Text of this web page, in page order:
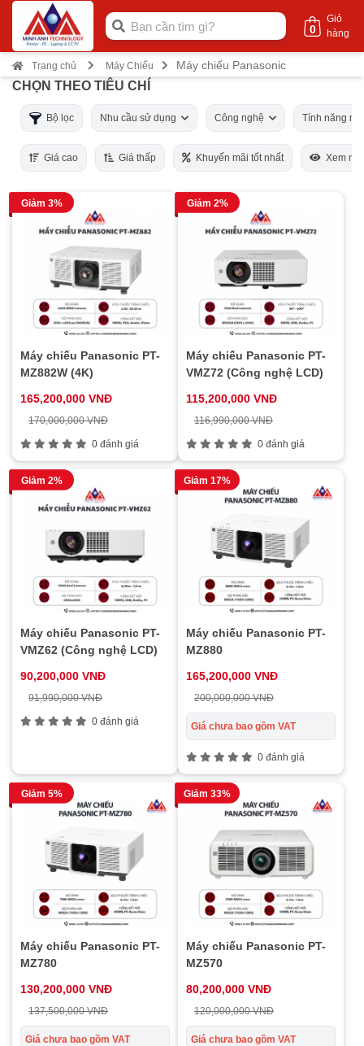
Giỏ
hàng
0
Trang chủ Máy Chiếu Máy chiếu Panasonic
CHỌN THEO TIÊU CHÍ
Bộ lọc Nhu cầu sử dụng Công nghệ Tính năng
Giá cao Giá thấp Khuyến mãi tốt nhất Xem
Giảm 3%
Máy chiếu Panasonic PT-
MZ882W (4K)
165,200,000 VNĐ
170,000,000 VNĐ
0 đánh giá
Giảm 2%
Máy chiếu Panasonic PT-
VMZ72 (Công nghệ LCD)
115,200,000 VNĐ
116,990,000 VNĐ
0 đánh giá
Giảm 2%
Máy chiếu Panasonic PT-
VMZ62 (Công nghệ LCD)
90,200,000 VNĐ
91,990,000 VNĐ
0 đánh giá
Giảm 17%
Máy chiếu Panasonic PT-
MZ880
165,200,000 VNĐ
200,000,000 VNĐ
Giá chưa bao gồm VAT
0 đánh giá
Giảm 5%
Máy chiếu Panasonic PT-
MZ780
130,200,000 VNĐ
137,500,000 VNĐ
Giá chưa bao gồm VAT
Giảm 33%
Máy chiếu Panasonic PT-
MZ570
80,200,000 VNĐ
120,000,000 VNĐ
Giá chưa bao gồm VAT